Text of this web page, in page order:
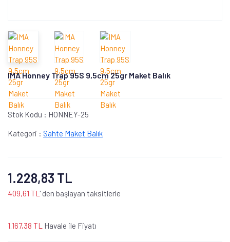
IMA Honney Trap 95S 9,5cm 25gr Maket Balık
Stok Kodu : HONNEY-25
Kategori : Sahte Maket Balık
1.228,83 TL
409,61 TL ' den başlayan taksitlerle
1.167,38 TL Havale ile Fiyatı